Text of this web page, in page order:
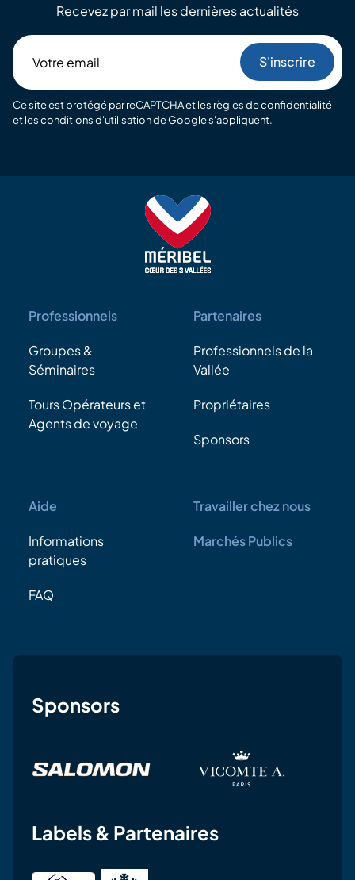
Recevez par mail les dernières actualités
email
Ce site est protégé par reCAPTCHA et les règles de confidentialité
et lesconditions d'utilisationde Google s'appliquent.
Professionnels
Groupes &
Séminaires
Tours Opérateurs et
Agents de voyage
Partenaires
Professionnels de la
Vallée
Propriétaires
Sponsors
Aide
Informations
pratiques
FAQ
Travailler chez nous
Marchés Publics
Sponsors
Labels & Partenaires